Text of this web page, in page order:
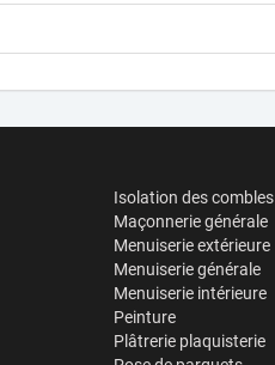
Isolation des combles
Maçonnerie générale
Menuiserie extérieure
Menuiserie générale
Menuiserie intérieure
Peinture
Plâtrerie plaquisterie